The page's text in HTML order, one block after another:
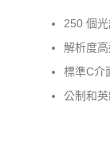
250 個
解析度
標準C介
公制和